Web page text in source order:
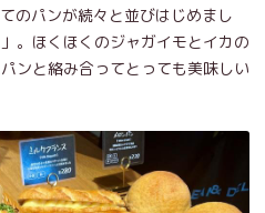
のパンが続々と並びはじめまし
。ほくほくのジャガイモとイカの
ンと絡み合ってとっても美味しい